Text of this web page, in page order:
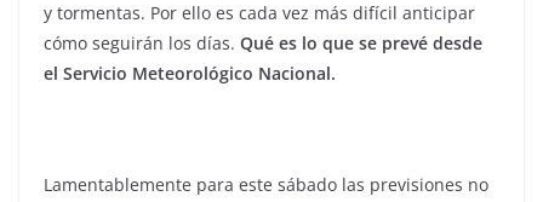
y tormentas. Por ello es cada vez más difícil anticipar
cómo seguirán los días. Qué es lo que se prevé desde
el Servicio Meteorológico Nacional.
Lamentablemente para este sábado las previsiones no